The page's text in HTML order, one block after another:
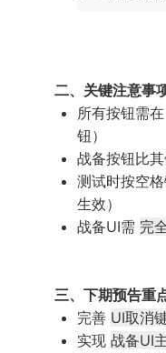
二、关键注意事
所有按钮需在
钮）
战备按钮比
测试时按空
生效）
战备UI需 完
三、下期预告重
完善 UI取消
实现 战备UI